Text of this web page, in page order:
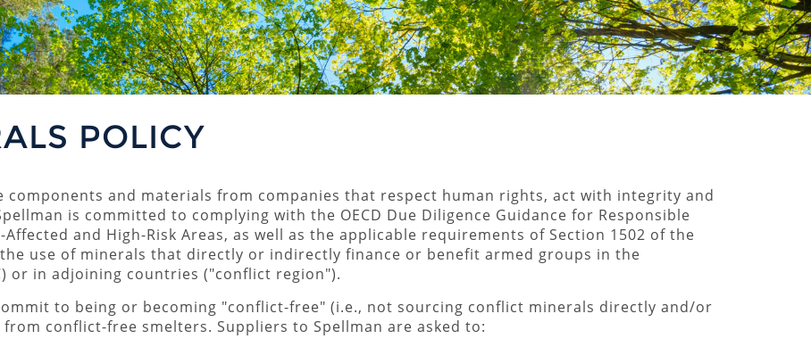
POLICY
components and materials from companies that respect human rights, act with integrity and
is committed to complying with the OECD Due Diligence Guidance for Responsible
and High-Risk Areas, as well as the applicable requirements of Section 1502 of the
use of minerals that directly or indirectly finance or benefit armed groups in the
or in adjoining countries ("conflict region").
to being or becoming "conflict-free" (i.e., not sourcing conflict minerals directly and/or
conflict-free smelters. Suppliers to Spellman are asked to: